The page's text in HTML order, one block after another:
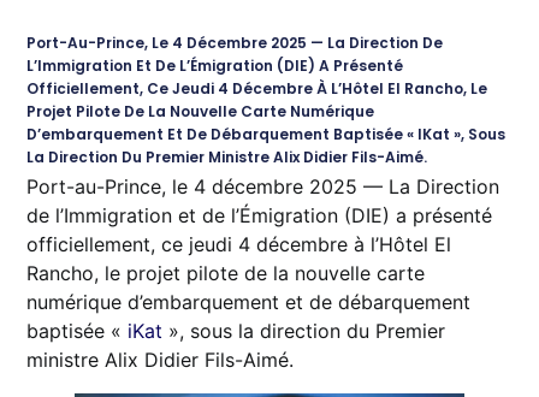
Port-Au-Prince, Le 4 Décembre 2025 — La Direction De
L’Immigration Et De L’Émigration (DIE) A Présenté
Officiellement, Ce Jeudi 4 Décembre À L’Hôtel El Rancho, Le
Projet Pilote De La Nouvelle Carte Numérique
D’embarquement Et De Débarquement Baptisée « IKat », Sous
La Direction Du Premier Ministre Alix Didier Fils-Aimé.
Port-au-Prince, le 4 décembre 2025 — La Direction
de l’Immigration et de l’Émigration (DIE) a présenté
officiellement, ce jeudi 4 décembre à l’Hôtel El
Rancho, le projet pilote de la nouvelle carte
numérique d’embarquement et de débarquement
baptisée « iKat », sous la direction du Premier
ministre Alix Didier Fils-Aimé.